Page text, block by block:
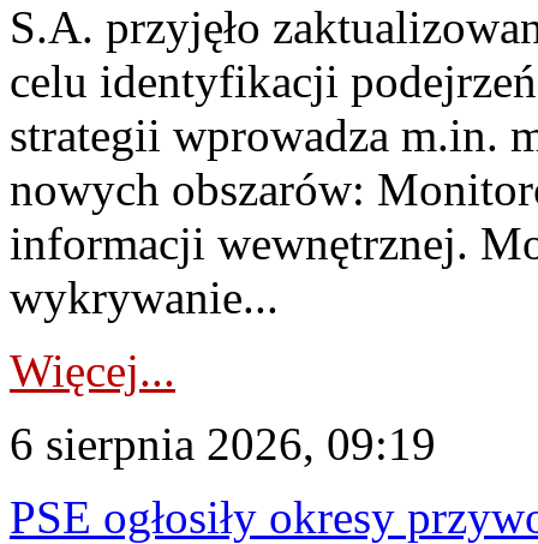
S.A. przyjęło
celu identyfikacji
strategii wprowadza m.in.
nowych obszarów:
informacji wewnętrznej.
wykrywanie...
Więcej...
6 sierpnia 2026, 09:19
PSE ogłosiły okresy